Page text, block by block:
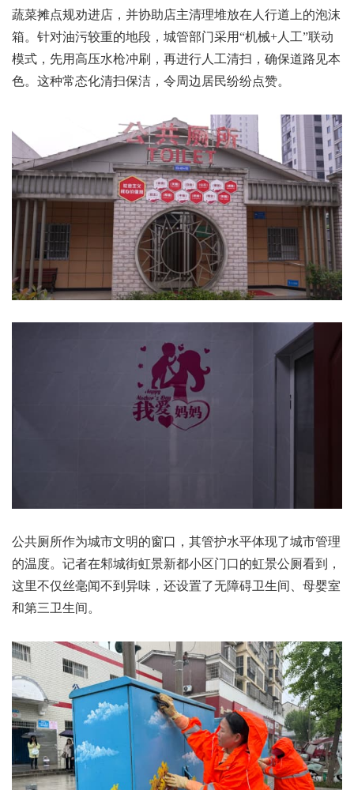
蔬菜摊点规劝进店，并协助店主清理堆放在人行道上的泡沫
箱。针对油污较重的地段，城管部门采用“机械+人工”联动
模式，先用高压水枪冲刷，再进行人工清扫，确保道路见本
色。这种常态化清扫保洁，令周边居民纷纷点赞。
公共厕所作为城市文明的窗口，其管护水平体现了城市管理
的温度。记者在邾城街虹景新都小区门口的虹景公厕看到，
这里不仅丝毫闻不到异味，还设置了无障碍卫生间、母婴室
和第三卫生间。